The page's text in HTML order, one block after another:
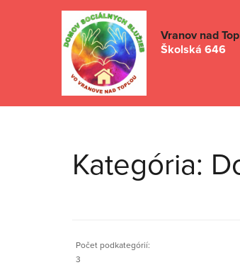
Vranov nad
Školská 646
Kategória:
Počet podkategórií:
3